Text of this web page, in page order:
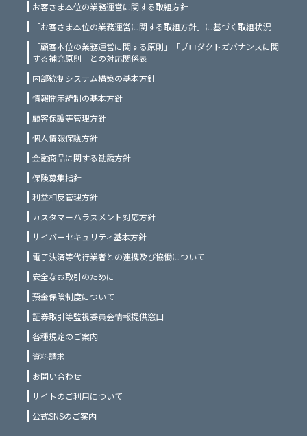
第２条（各種ご提案）
当行は、申込者の個人情報を本同意条
項第１条に定める利用目的に加え、当
行及び当行の関連会社や提携会社の金
融商品やサービスに関する提案等の営
業活動目的で利用する場合があります
。ただし、下記の⑴、⑵を希望されな
い場合は、事前の拒絶もしくは利用の
停止をお申し出いただくことができま
す。 お申し出の際は当行所定の手続き
が必要となりますので、当行本支店へ
お問い合わせください。
⑴ダイレクトメールの発送等、金融商
品やサービスに関する各種ご提案
第３条 個人信用情報機関の利用・登録
等
１．申込者は、当行が加盟する個人信
お客さま本位の業務運営に関する取組方針
「お客さま本位の業務運営に関する取組方針」に基づく取組状況
「顧客本位の業務運営に関する原則」「プロダクトガバナンスに関
する補充原則」との対応関係表
内部統制システム構築の基本方針
情報開示統制の基本方針
顧客保護等管理方針
個人情報保護方針
金融商品に関する勧誘方針
保険募集指針
利益相反管理方針
カスタマーハラスメント対応方針
サイバーセキュリティ基本方針
電子決済等代行業者との連携及び協働について
安全なお取引のために
預金保険制度について
証券取引等監視委員会情報提供窓口
各種規定のご案内
資料請求
お問い合わせ
サイトのご利用について
公式SNSのご案内